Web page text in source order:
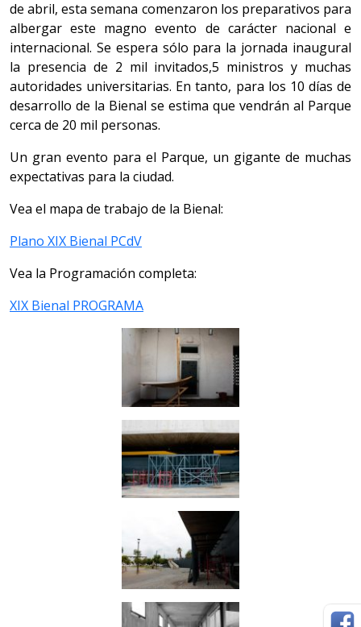
de abril, esta semana comenzaron los preparativos para
albergar este magno evento de carácter nacional e
internacional. Se espera sólo para la jornada inaugural
la presencia de 2 mil invitados,5 ministros y muchas
autoridades universitarias. En tanto, para los 10 días de
desarrollo de la Bienal se estima que vendrán al Parque
cerca de 20 mil personas.
Un gran evento para el Parque, un gigante de muchas
expectativas para la ciudad.
Vea el mapa de trabajo de la Bienal:
Plano XIX Bienal PCdV
Vea la Programación completa:
XIX Bienal PROGRAMA